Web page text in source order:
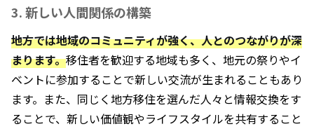
3. 新しい人間関係の構築
地方では地域のコミュニティが強く、人とのつながりが深
まります。移住者を歓迎する地域も多く、地元の祭りやイ
ベントに参加することで新しい交流が生まれることもあり
ます。また、同じく地方移住を選んだ人々と情報交換をす
ることで、新しい価値観やライフスタイルを共有すること